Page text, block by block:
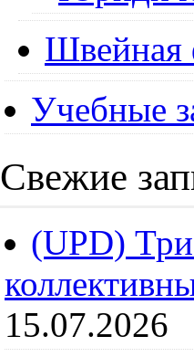
Швейная
Учебные
Свежие
(UPD)
15.07.2026